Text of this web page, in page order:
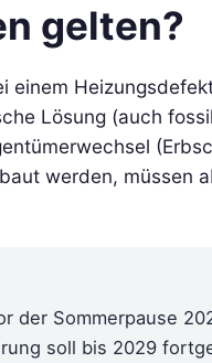
gelten?
einem
Lösung (auch
werden, müssen
der Sommerpause
soll bis 2029